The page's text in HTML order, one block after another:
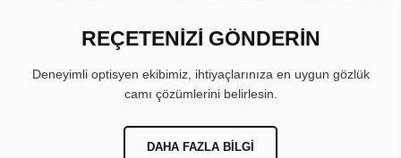
REÇETENİZİ GÖNDERİN
Deneyimli optisyen ekibimiz, ihtiyaçlarınıza en uygun gözlük
camı çözümlerini belirlesin.
DAHA FAZLA BILGI